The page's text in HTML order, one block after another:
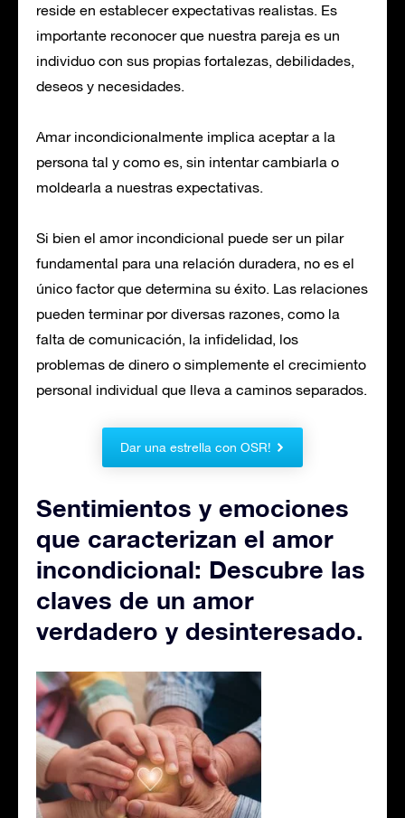
reside en establecer expectativas realistas. Es
importante reconocer que nuestra pareja es un
individuo con sus propias fortalezas, debilidades,
deseos y necesidades.
Amar incondicionalmente implica aceptar a la
persona tal y como es, sin intentar cambiarla o
moldearla a nuestras expectativas.
Si bien el amor incondicional puede ser un pilar
fundamental para una relación duradera, no es el
único factor que determina su éxito. Las relaciones
pueden terminar por diversas razones, como la
falta de comunicación, la infidelidad, los
problemas de dinero o simplemente el crecimiento
personal individual que lleva a caminos separados.
Dar una estrella con OSR!
Sentimientos y emociones
que caracterizan el amor
incondicional: Descubre las
claves de un amor
verdadero y desinteresado.